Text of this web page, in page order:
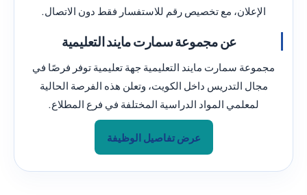
الإعلان، مع تخصيص رقم للاستفسار فقط دون الاتصال.
عن مجموعة سمارت مايند التعليمية
مجموعة سمارت مايند التعليمية جهة تعليمية توفر فرصًا في
مجال التدريس داخل الكويت، وتعلن هذه الفرصة الحالية
لمعلمي المواد الدراسية المختلفة في فرع المطلاع.
عرض تفاصيل الوظيفة